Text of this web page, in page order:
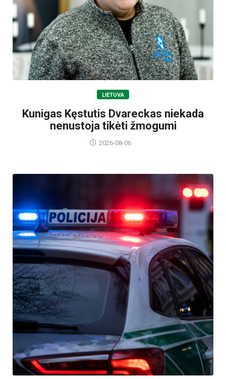
LIETUVA
Kunigas Kęstutis Dvareckas niekada
nenustoja tikėti žmogumi
2026-08-06